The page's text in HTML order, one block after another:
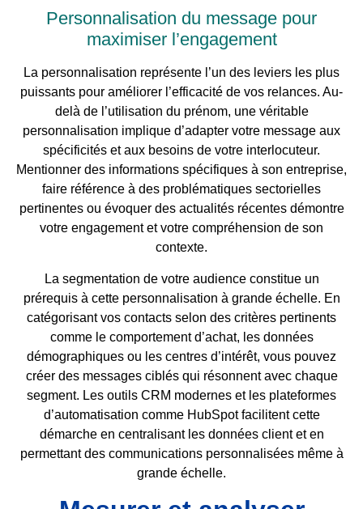
Personnalisation du message pour
maximiser l’engagement
La personnalisation représente l’un des leviers les plus
puissants pour améliorer l’efficacité de vos relances. Au-
delà de l’utilisation du prénom, une véritable
personnalisation implique d’adapter votre message aux
spécificités et aux besoins de votre interlocuteur.
Mentionner des informations spécifiques à son entreprise,
faire référence à des problématiques sectorielles
pertinentes ou évoquer des actualités récentes démontre
votre engagement et votre compréhension de son
contexte.
La segmentation de votre audience constitue un
prérequis à cette personnalisation à grande échelle. En
catégorisant vos contacts selon des critères pertinents
comme le comportement d’achat, les données
démographiques ou les centres d’intérêt, vous pouvez
créer des messages ciblés qui résonnent avec chaque
segment. Les outils CRM modernes et les plateformes
d’automatisation comme HubSpot facilitent cette
démarche en centralisant les données client et en
permettant des communications personnalisées même à
grande échelle.